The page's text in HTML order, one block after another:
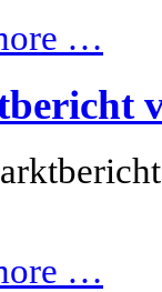
…
…